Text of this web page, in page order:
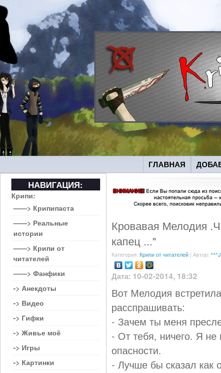
ГЛАВНАЯ
Кровавая Мелодия
капец ..."
Категория: Крипи от читателей | Автор:
Дата: 10-02-2014, 18:32
Вот Мелодия
расспрашивать:
- Зачем ты меня
- От тебя, ничего. Я
опасности.
- Лучше бы сказал как
НАВИГАЦИЯ:
Крипи:
——> Крипипаста
——> Реальные
истории
——> Крипи от
читателей
——> Фанфики
-> Анекдоты
-> Видео
-> Гифки
-> Живье моё
-> Игры
-> Картинки